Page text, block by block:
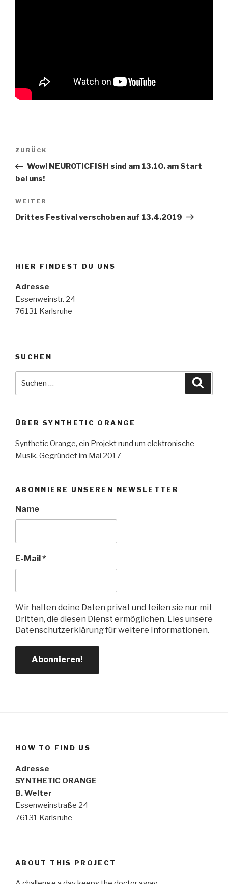
Beitragsnavigation
Vorheriger
Beitrag
ZURÜCK
Wow! NEUROTICFISH sind am 13.10. am Start
bei uns!
Nächster
Beitrag
WEITER
Drittes Festival verschoben auf 13.4.2019
HIER FINDEST DU UNS
Adresse
Essenweinstr. 24
76131 Karlsruhe
SUCHEN
nach:
ÜBER SYNTHETIC ORANGE
Synthetic Orange, ein Projekt rund um elektronische
Musik. Gegründet im Mai 2017
ABONNIERE UNSEREN NEWSLETTER
Name
E-Mail*
Wir halten deine Daten privat und teilen sie nur mit
Dritten, die diesen Dienst ermöglichen. Lies unsere
Datenschutzerklärung für weitere Informationen.
HOW TO FIND US
Adresse
SYNTHETIC ORANGE
B. Welter
Essenweinstraße 24
76131 Karlsruhe
ABOUT THIS PROJECT